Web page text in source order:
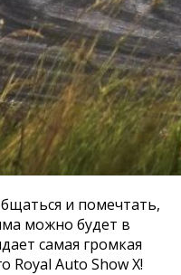
и помечтать,
можно будет в
самая громкая
Royal Auto Show X!